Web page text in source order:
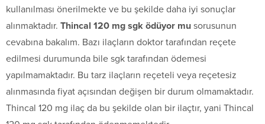
kullanılması önerilmekte ve bu şekilde daha iyi sonuçlar
alınmaktadır. Thincal 120 mg sgk ödüyor mu sorusunun
cevabına bakalım. Bazı ilaçların doktor tarafından reçete
edilmesi durumunda bile sgk tarafından ödemesi
yapılmamaktadır. Bu tarz ilaçların reçeteli veya reçetesiz
alınmasında fiyat açısından değişen bir durum olmamaktadır.
Thincal 120 mg ilaç da bu şekilde olan bir ilaçtır, yani Thincal